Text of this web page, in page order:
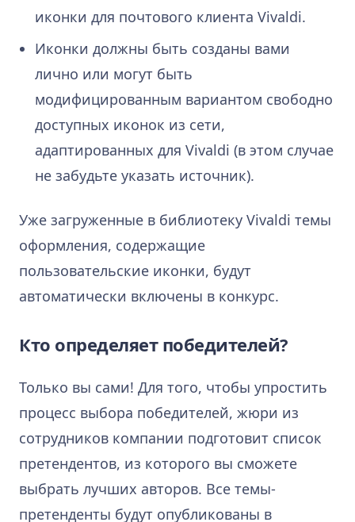
иконки для почтового клиента Vivaldi.
Иконки должны быть созданы вами
лично или могут быть
модифицированным вариантом свободно
доступных иконок из сети,
адаптированных для Vivaldi (в этом случае
не забудьте указать источник).
Уже загруженные в библиотеку Vivaldi темы
оформления, содержащие
пользовательские иконки, будут
автоматически включены в конкурс.
Кто определяет победителей?
Только вы сами! Для того, чтобы упростить
процесс выбора победителей, жюри из
сотрудников компании подготовит список
претендентов, из которого вы сможете
выбрать лучших авторов. Все темы-
претенденты будут опубликованы в